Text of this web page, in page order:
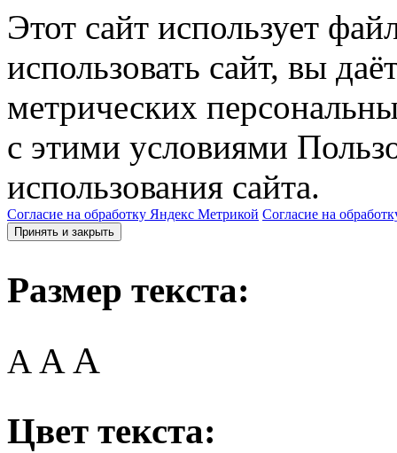
Этот сайт использует
использовать сайт, вы
метрических
с этими условиями
использования сайта.
Согласие на обработку Яндекс Метрикой Согласие на
Принять и закрыть
Размер текста:
A AA
Цвет текста: